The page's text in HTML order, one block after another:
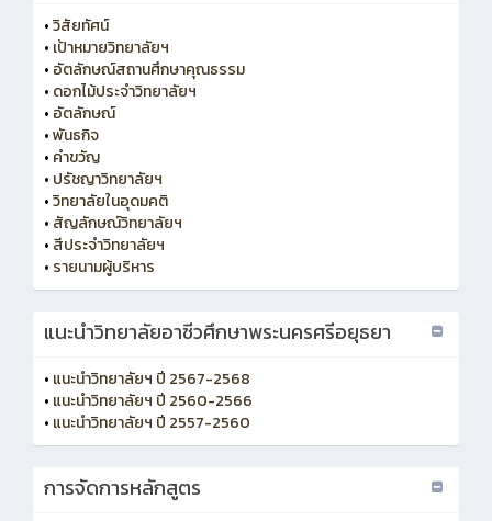
•วิสัยทัศน์
• เป้าหมายวิทยาลัยฯ
• อัตลักษณ์สถานศึกษาคุณธรรม
• ดอกไม้ประจำวิทยาลัยฯ
• อัตลักษณ์
•พันธกิจ
• คำขวัญ
• ปรัชญาวิทยาลัยฯ
•วิทยาลัยในอุดมคติ
• สัญลักษณ์วิทยาลัยฯ
• สีประจำวิทยาลัยฯ
• รายนามผู้บริหาร
แนะนำวิทยาลัยอาชีวศึกษาพระนครศรีอยุธยา
• แนะนำวิทยาลัยฯ ปี 2567-2568
• แนะนำวิทยาลัยฯ ปี 2560-2566
• แนะนำวิทยาลัยฯ ปี 2557-2560
การจัดการหลักสูตร